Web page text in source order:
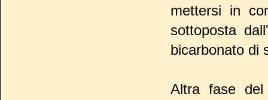
mettersi in
sottoposta
bicarbonato di
Altra fase del